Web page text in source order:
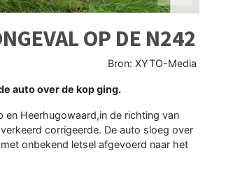
OP DE N242
Bron: XYTO-Media
auto over de kop ging.
en Heerhugowaard,in de richting van
corrigeerde. De auto sloeg over
onbekend letsel afgevoerd naar het